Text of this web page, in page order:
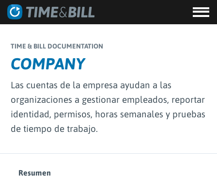
TIME & BILL DOCUMENTATION
COMPANY
Las cuentas de la empresa ayudan a las
organizaciones a gestionar empleados, reportar
identidad, permisos, horas semanales y pruebas
de tiempo de trabajo.
Resumen